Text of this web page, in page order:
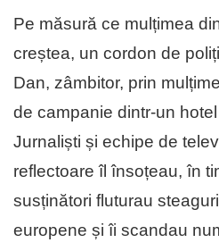
Pe măsură ce mulțimea
creștea, un cordon de
Dan, zâmbitor, prin
de campanie dintr-un
Jurnaliști și echipe de
reflectoare îl însoțeau, în
susținători fluturau
europene și îi scandau